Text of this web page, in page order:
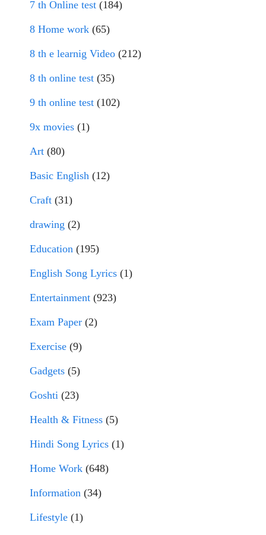
7 th Online test (184)
8 Home work (65)
8 th e learnig Video (212)
8 th online test (35)
9 th online test (102)
9x movies (1)
Art (80)
Basic English (12)
Craft (31)
drawing (2)
Education (195)
English Song Lyrics (1)
Entertainment (923)
Exam Paper (2)
Exercise (9)
Gadgets (5)
Goshti (23)
Health & Fitness (5)
Hindi Song Lyrics (1)
Home Work (648)
Information (34)
Lifestyle (1)